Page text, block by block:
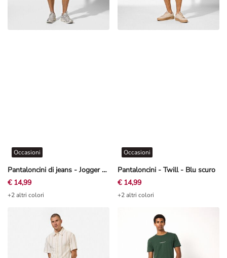
Pantaloncini di jeans - Jogger Fit - Azzurro
Occasioni
€ 14,99
+2 altri colori
Pantaloncini - Twill - Blu scuro
Occasioni
€ 14,99
+2 altri colori